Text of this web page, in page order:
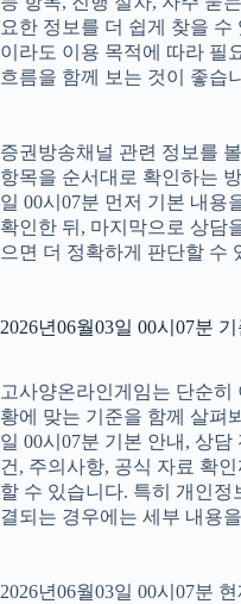
요한 정보를 더 쉽게 찾을 수
이라도 이용 목적에 따라 필
흐름을 함께 보는 것이 좋습
증권방송채널 관련 정보를
항목을 순서대로 확인하는
일 00시07분 먼저 기본 내용
확인한 뒤, 마지막으로 상담
으면 더 정확하게 판단할 수
2026년06월03일 00시07분
고사양온라인게임는 단순
황에 맞는 기준을 함께 살펴
일 00시07분 기본 안내, 상
건, 주의사항, 공식 자료 확
할 수 있습니다. 특히 개인정
결되는 경우에는 세부 내용
2026년06월03일 00시07분